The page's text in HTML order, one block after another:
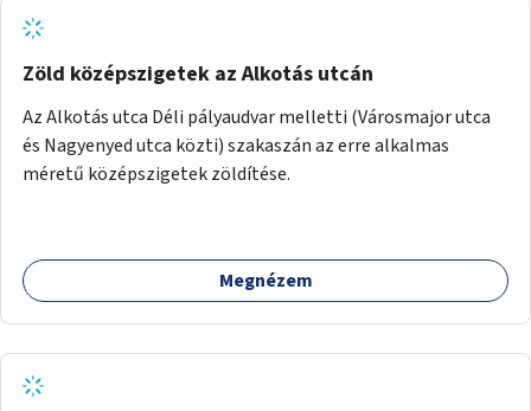
gyerekek bevonására is. A program pilot jelleggel indulna,
több korosztály számára.
Zöld középszigetek az Alkotás utcán
Az Alkotás utca Déli pályaudvar melletti (Városmajor utca
és Nagyenyed utca közti) szakaszán az erre alkalmas
méretű középszigetek zöldítése.
Megnézem